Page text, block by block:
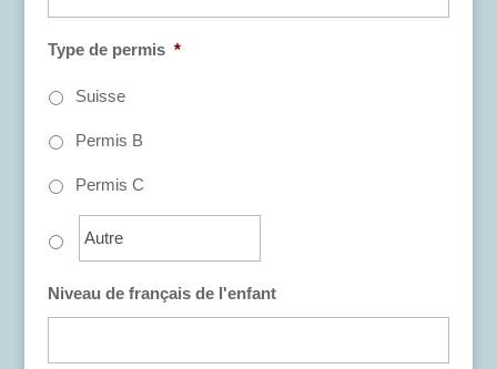
Type de permis *
Suisse
Permis B
Permis C
Niveau de français de l'enfant